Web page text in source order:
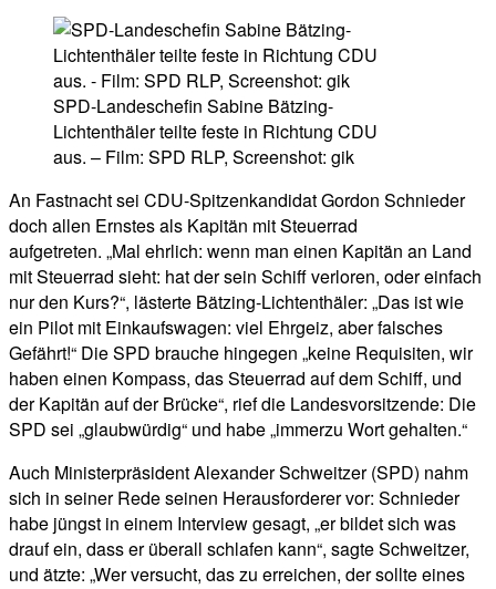
SPD-Landeschefin Sabine Bätzing-
Lichtenthäler teilte feste in Richtung CDU
aus. – Film: SPD RLP, Screenshot: gik
An Fastnacht sei CDU-Spitzenkandidat Gordon Schnieder
doch allen Ernstes als Kapitän mit Steuerrad
aufgetreten. „Mal ehrlich: wenn man einen Kapitän an Land
mit Steuerrad sieht: hat der sein Schiff verloren, oder einfach
nur den Kurs?“, lästerte Bätzing-Lichtenthäler: „Das ist wie
ein Pilot mit Einkaufswagen: viel Ehrgeiz, aber falsches
Gefährt!“ Die SPD brauche hingegen „keine Requisiten, wir
haben einen Kompass, das Steuerrad auf dem Schiff, und
der Kapitän auf der Brücke“, rief die Landesvorsitzende: Die
SPD sei „glaubwürdig“ und habe „immerzu Wort gehalten.“
Auch Ministerpräsident Alexander Schweitzer (SPD) nahm
sich in seiner Rede seinen Herausforderer vor: Schnieder
habe jüngst in einem Interview gesagt, „er bildet sich was
drauf ein, dass er überall schlafen kann“, sagte Schweitzer,
und ätzte: „Wer versucht, das zu erreichen, der sollte eines